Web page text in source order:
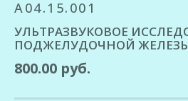
A04.15.001
УЛЬТРАЗВУКОВОЕ
ПОДЖЕЛУДОЧНОЙ
800.00 руб.